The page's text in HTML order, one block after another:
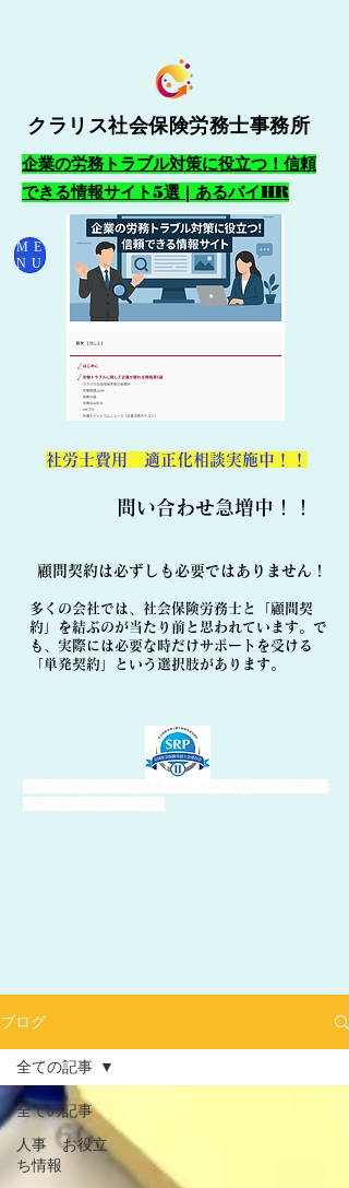
クラリス社会保険労務士事務所
企業の労務トラブル対策に役立つ！信頼
できる情報サイト5選 | あるバイHR
ME
NU
​社労士費用 適正化相談実施中！！
​問い合わせ急増中！！
顧問契約は必ずしも必要ではありません！
多くの会社では、社会保険労務士と「顧問契
約」を結ぶのが当たり前と思われています。で
も、実際には必要な時だけサポートを受ける
「単発契約」という選択肢があります。
2025年1月にリリースした求人サイト「あるバ
ブログ
全ての記事
人事 お役立
ち情報
全ての記事